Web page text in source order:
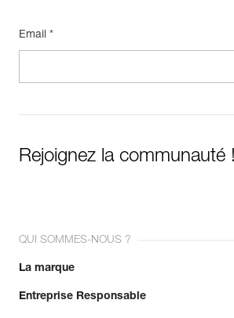
Email *
Rejoignez la communauté !
QUI SOMMES-NOUS ?
La marque
Entreprise Responsable